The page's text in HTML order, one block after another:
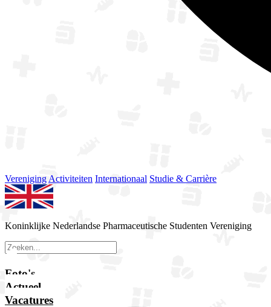
Vereniging Activiteiten Internationaal Studie & Carrière
Koninklijke Nederlandse Pharmaceutische Studenten Vereniging
Foto's
Actueel
Vacatures